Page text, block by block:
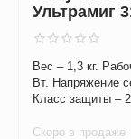
Ультрамиг
Вес – 1,3 кг.
Вт. Напряжение
Класс защиты –
Скоро в продаже